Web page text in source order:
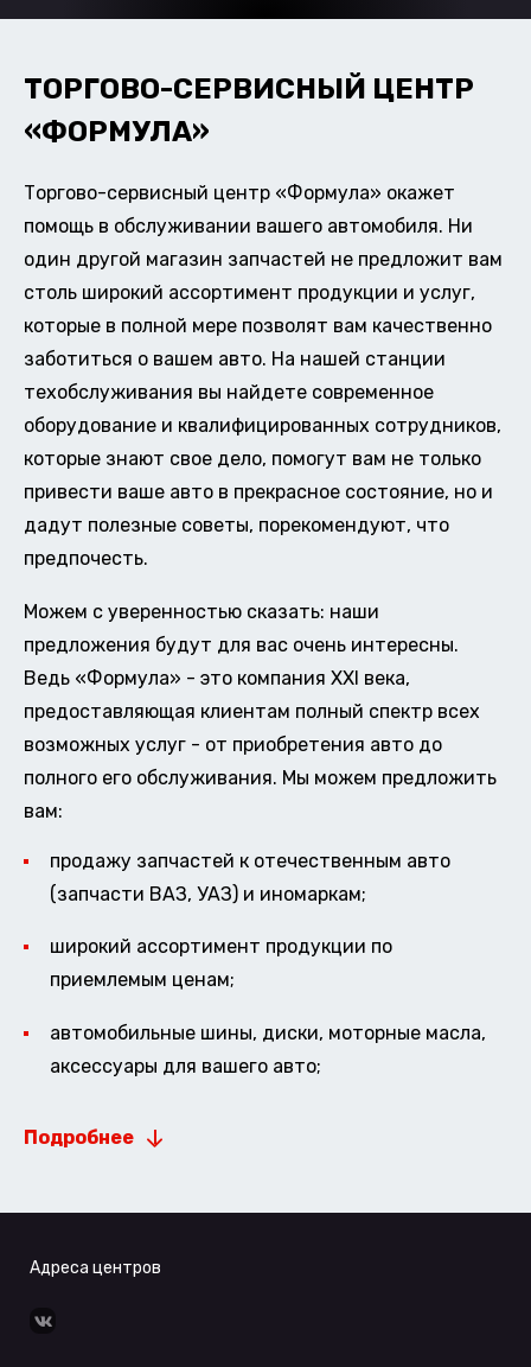
ТОРГОВО-СЕРВИСНЫЙ ЦЕНТР
«ФОРМУЛА»
Торгово-сервисный центр «Формула» окажет
помощь в обслуживании вашего автомобиля. Ни
один другой магазин запчастей не предложит вам
столь широкий ассортимент продукции и услуг,
которые в полной мере позволят вам качественно
заботиться о вашем авто. На нашей станции
техобслуживания вы найдете современное
оборудование и квалифицированных сотрудников,
которые знают свое дело, помогут вам не только
привести ваше авто в прекрасное состояние, но и
дадут полезные советы, порекомендуют, что
предпочесть.
Можем с уверенностью сказать: наши
предложения будут для вас очень интересны.
Ведь «Формула» - это компания XXI века,
предоставляющая клиентам полный спектр всех
возможных услуг - от приобретения авто до
полного его обслуживания. Мы можем предложить
вам:
продажу запчастей к отечественным авто
(запчасти ВАЗ, УАЗ) и иномаркам;
широкий ассортимент продукции по
приемлемым ценам;
автомобильные шины, диски, моторные масла,
аксессуары для вашего авто;
Подробнее
Адреса центров